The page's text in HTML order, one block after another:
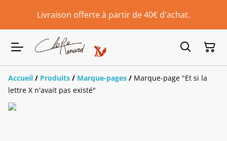
Livraison offerte à partir de 40€ d'achat.
Accueil / Produits / Marque-pages / Marque-page "Et si la
lettre X n'avait pas existé"